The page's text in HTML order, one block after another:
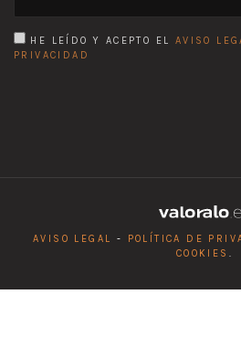
HE LEÍDO Y ACEPTO EL AVISO
PRIVACIDAD
AVISO LEGAL - POLÍTICA DE
COOKIES .